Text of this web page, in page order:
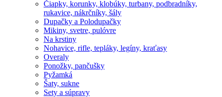
Čiapky, korunky, klobúky, turbany, podbradníky,
rukavice, nákrčníky, šály
Dupačky a Polodupačky
Mikiny, svetre, pulóvre
Na krstiny
Nohavice, rifle, tepláky, legíny, kraťasy
Overaly
Ponožky, pančušky
Pyžamká
Šaty, sukne
Sety a súpravy